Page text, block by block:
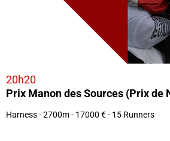
20h20
Prix Manon des Sources (Prix de
Harness - 2700m - 17000 € - 15 Runners